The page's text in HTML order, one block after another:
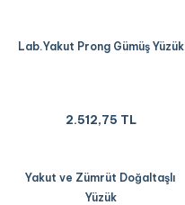
Lab.Yakut Prong Gümüş Yüzük
2.512,75 TL
Yakut ve Zümrüt Doğaltaşlı
Yüzük